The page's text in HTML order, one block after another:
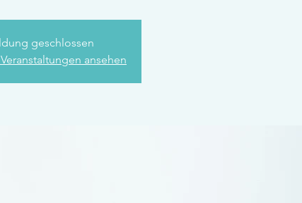
geschlossen
ansehen